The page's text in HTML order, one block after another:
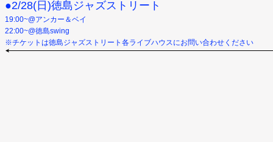
●2/28(日)徳島ジャズストリート
19:00~@アンカー＆ベイ
22:00~@徳島swing
※チケットは徳島ジャズストリート各ライブハウスにお問い合わせください